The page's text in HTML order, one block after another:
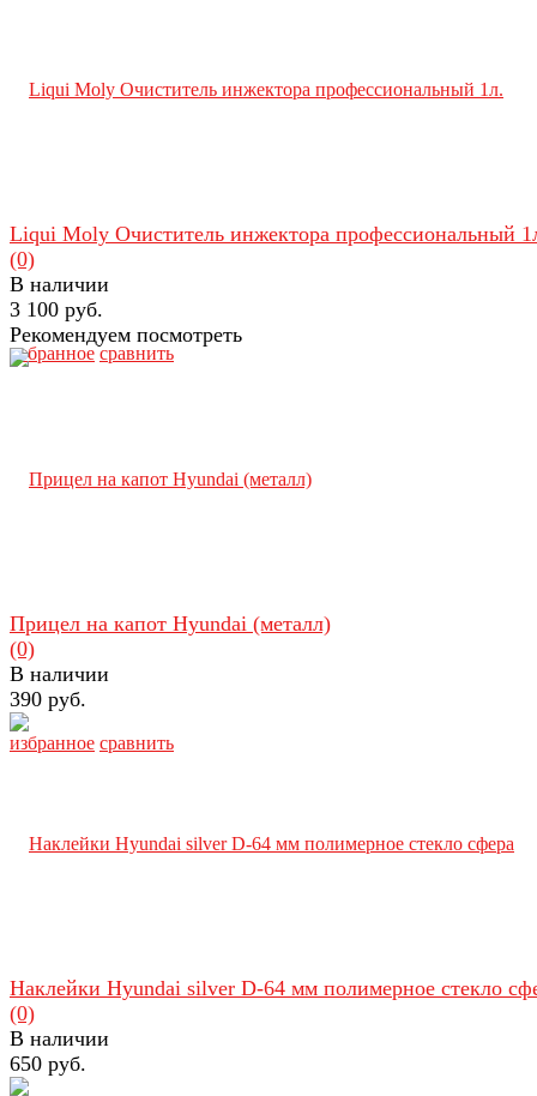
избранное сравнить
Liqui Moly Очиститель инжектора профессиональный
(0)
В наличии
3 100 руб.
Рекомендуем посмотреть
избранное сравнить
Прицел на капот Hyundai (металл)
(0)
В наличии
390 руб.
Наклейки Hyundai silver D-64 мм полимерное стекло
(0)
В наличии
650 руб.